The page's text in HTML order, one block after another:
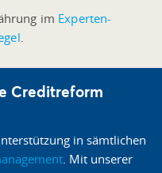
im Experten-
.
Creditreform
in sämtlichen
. Mit unserer